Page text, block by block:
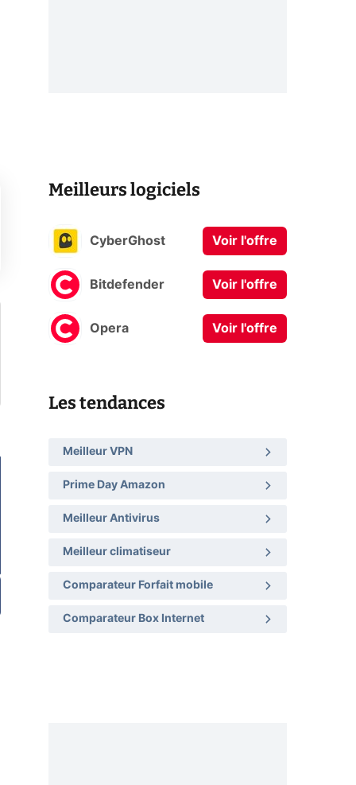
Meilleurs logiciels
CyberGhost Voir l'offre
Bitdefender Voir l'offre
Opera Voir l'offre
Les tendances
Meilleur VPN
Prime Day Amazon
Meilleur Antivirus
Meilleur climatiseur
Comparateur Forfait mobile
Comparateur Box Internet